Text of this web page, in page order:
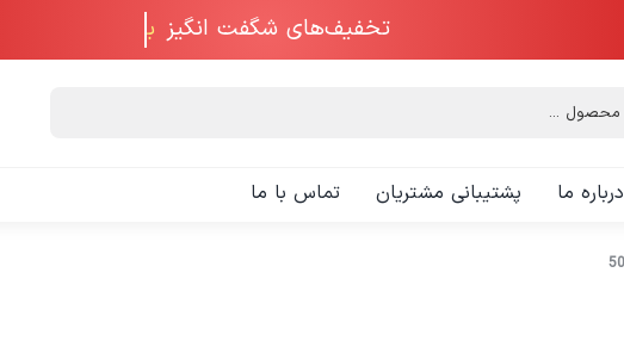
تخفیف‌های شگفت انگیز
درباره ما پشتیبانی مشتریان تماس با ما